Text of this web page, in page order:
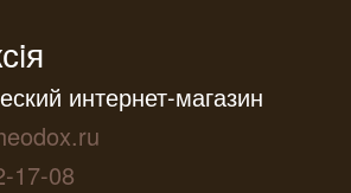
интернет-магазин
17-08